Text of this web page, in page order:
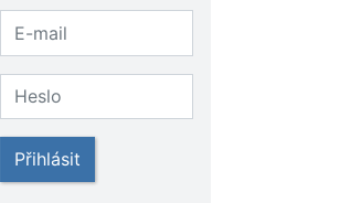
Přihlásit